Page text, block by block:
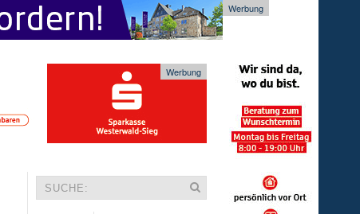
Werbung
Werbung